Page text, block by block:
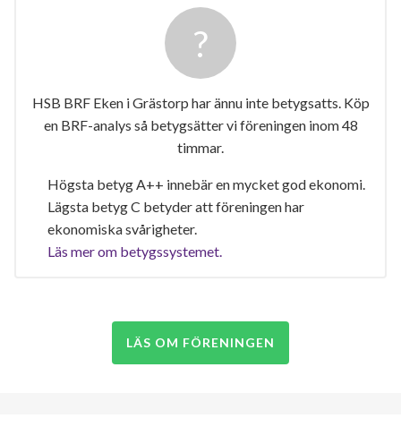
HSB BRF Eken i Grästorp har ännu inte betygsatts. Köp
en BRF-analys så betygsätter vi föreningen inom 48
timmar.
Högsta betyg A++ innebär en mycket god ekonomi.
Lägsta betyg C betyder att föreningen har
ekonomiska svårigheter.
Läs mer om betygssystemet.
LÄS OM FÖRENINGEN